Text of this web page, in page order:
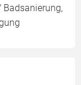
Badsanierung,